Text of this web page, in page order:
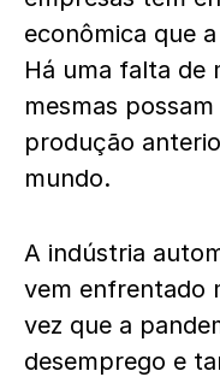
econômica que
Há uma falta de
mesmas
produção
mundo.
A indústria
vem enfrentado
vez que a
desemprego e